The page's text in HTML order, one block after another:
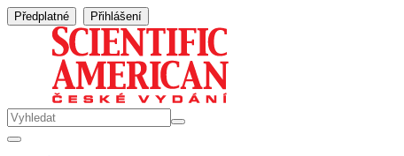
Předplatné Přihlášení